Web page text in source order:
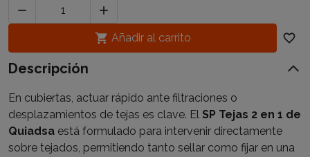


 Añadir al carrito favorite_border
Descripción
En cubiertas, actuar rápido ante filtraciones o
desplazamientos de tejas es clave. El SP Tejas 2 en 1 de
Quiadsa está formulado para intervenir directamente
sobre tejados, permitiendo tanto sellar como fijar en una